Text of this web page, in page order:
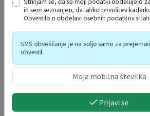
Hočevje
17.30
uri
dom,
Hočevje 19
Podpeč
9. 6.
2023 ob
pri Jožetu
PRIHAJAJOČI
Strinjam se, da se moji podatki obdelujejo
in sem seznanjen, da lahko privolitev
Obvestilo o obdelavi osebnih podatkov si
SMS obveščanje je na voljo samo za
obvestil.
Prijavi se